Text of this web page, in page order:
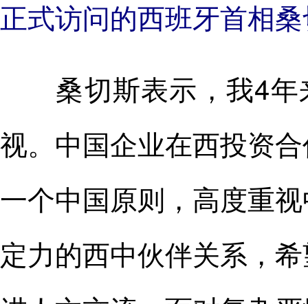
正式访问的西班牙首相
桑切斯表示，我4年
视。中国企业在西投资
一个中国原则，高度重
定力的西中伙伴关系，